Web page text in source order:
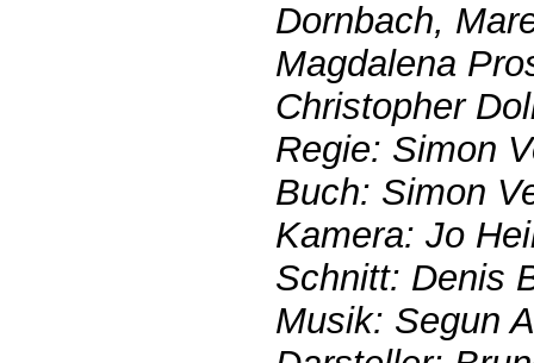
Dornbach,
Magdalena
Christopher
Regie: Simon
Buch: Simon
Kamera: Jo
Schnitt: Denis
Musik: Segun